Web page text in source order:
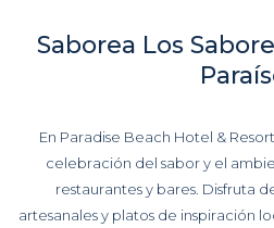
Saborea Los
En Paradise Beach Hotel &
celebración del sabor y el
restaurantes y bares. Disfruta
artesanales y platos de inspiración